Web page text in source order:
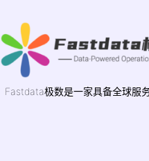
Fastdata极数是一家具备全球服